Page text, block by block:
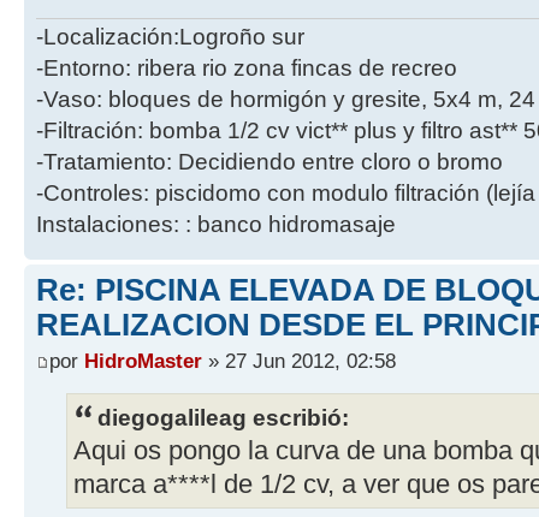
-Localización:Logroño sur
-Entorno: ribera rio zona fincas de recreo
-Vaso: bloques de hormigón y gresite, 5x4 m,
-Filtración: bomba 1/2 cv vict** plus y filtro ast**
-Tratamiento: Decidiendo entre cloro o bromo
-Controles: piscidomo con modulo filtración
Instalaciones: : banco hidromasaje
Re: PISCINA ELEVADA DE
REALIZACION DESDE EL
por HidroMaster » 27 Jun 2012, 02:58
diegogalileag escribió:
Aqui os pongo la curva de una bomba
marca a****l de 1/2 cv, a ver que os